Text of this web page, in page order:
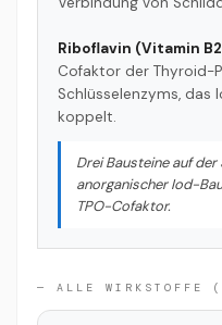
Riboflavin (Vitamin
Cofaktor der Thyroid-
Schlüsselenzyms, das
koppelt.
Drei Bausteine auf
anorganischer Iod-
TPO-Cofaktor.
— ALLE WIRKSTOFFE